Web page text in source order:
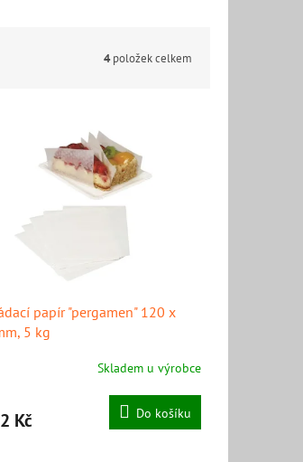
4položek celkem
papír "pergamen" 120 x
5 kg
Skladem u výrobce
Kč Do košíku